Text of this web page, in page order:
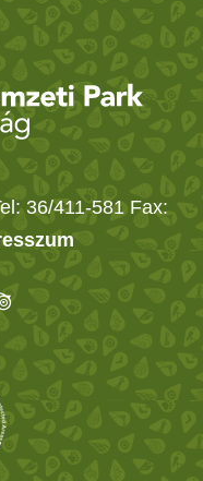
36/411-581 Fax: